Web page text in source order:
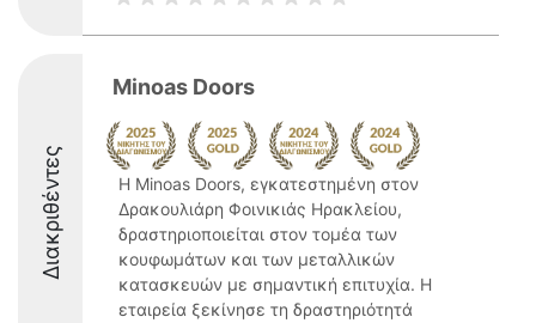
Διακριθέντες
Minoas Doors
Η Minoas Doors, εγκατεστημένη στον
Δρακουλιάρη Φοινικιάς Ηρακλείου,
δραστηριοποιείται στον τομέα των
κουφωμάτων και των μεταλλικών
κατασκευών με σημαντική επιτυχία. Η
εταιρεία ξεκίνησε τη δραστηριότητά